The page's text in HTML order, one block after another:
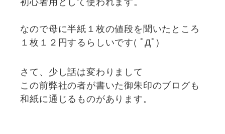
なので母に半紙１枚の値段を聞いたところ
１枚１２円するらしいです( ﾟДﾟ)
さて、少し話は変わりまして
この前弊社の者が書いた御朱印のブログも
和紙に通じるものがあります。